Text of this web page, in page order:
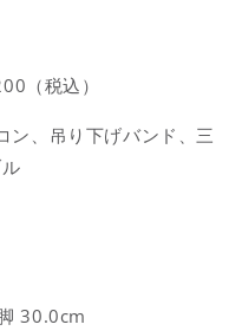
（税込）
ン、吊り下げバンド、三
30.0cm